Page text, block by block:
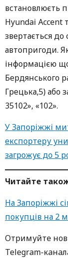
встановлюєть
Hyundai Accent
звертається до
автопригоди.
інформацією
Бердянського
Грецька,5) або
35102», «102».
У Запоріжжі
експортеру
загрожує до 5
Читайте
На Запоріжжі
покупців на 2
Oтримуйте
Telegram-